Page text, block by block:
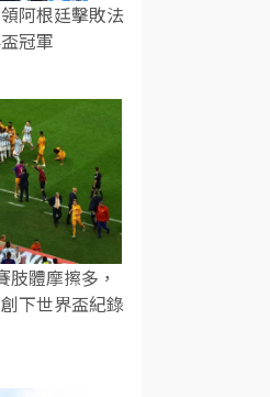
阿根廷擊敗法
冠軍
肢體摩擦多，
下世界盃紀錄